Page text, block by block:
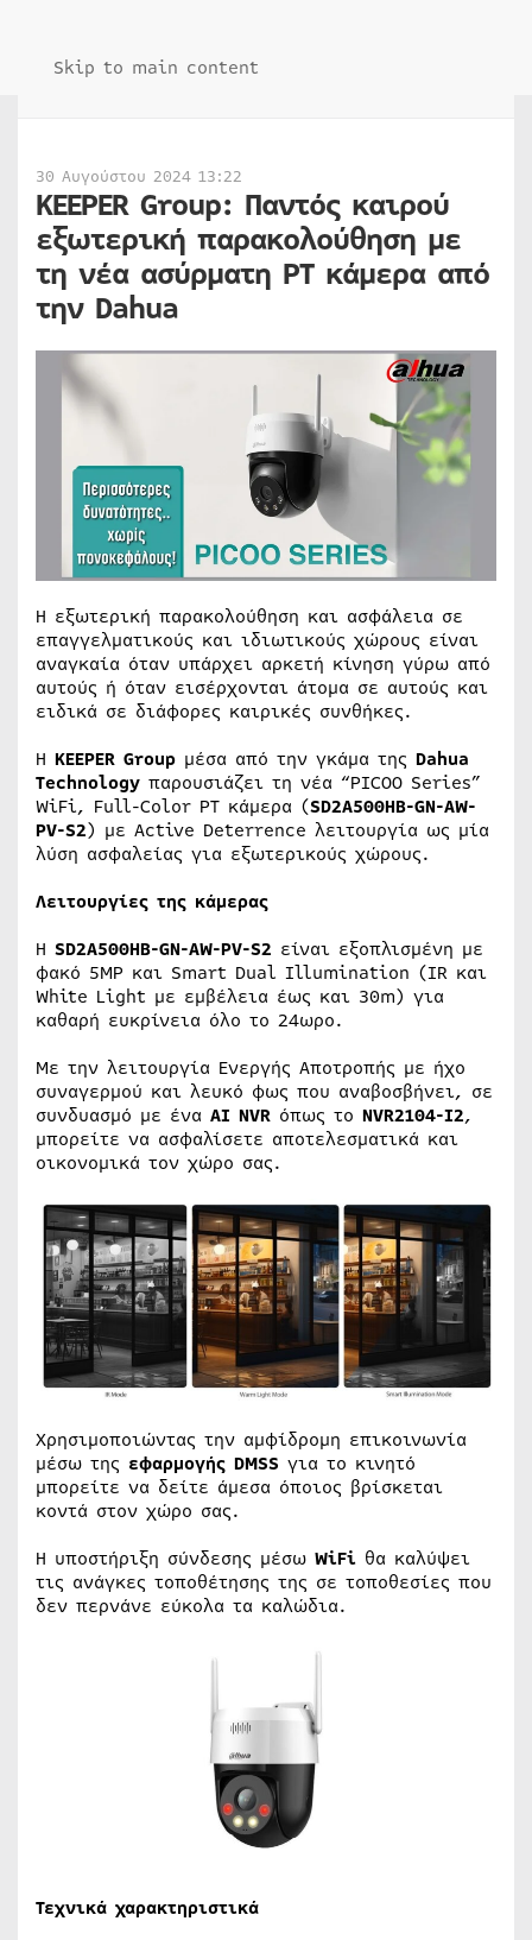
Skip to main content
30 Αυγούστου 2024 13:22
KEEPER Group: Παντός καιρού
εξωτερική παρακολούθηση με
τη νέα ασύρματη PT κάμερα από
την Dahua
Η εξωτερική παρακολούθηση και ασφάλεια σε
επαγγελματικούς και ιδιωτικούς χώρους είναι
αναγκαία όταν υπάρχει αρκετή κίνηση γύρω από
αυτούς ή όταν εισέρχονται άτομα σε αυτούς και
ειδικά σε διάφορες καιρικές συνθήκες.
Η KEEPER Group μέσα από την γκάμα της Dahua
Technology παρουσιάζει τη νέα “PICOO Series”
WiFi, Full-Color PT κάμερα (SD2A500HB-GN-AW-
PV-S2) με Active Deterrence λειτουργία ως μία
λύση ασφαλείας για εξωτερικούς χώρους.
Λειτουργίες της κάμερας
Η SD2A500HB-GN-AW-PV-S2 είναι εξοπλισμένη με
φακό 5MP και Smart Dual Illumination (IR και
White Light με εμβέλεια έως και 30m) για
καθαρή ευκρίνεια όλο το 24ωρο.
Με την λειτουργία Ενεργής Αποτροπής με ήχο
συναγερμού και λευκό φως που αναβοσβήνει, σε
συνδυασμό με ένα AI NVR όπως το NVR2104-I2,
μπορείτε να ασφαλίσετε αποτελεσματικά και
οικονομικά τον χώρο σας.
Χρησιμοποιώντας την αμφίδρομη επικοινωνία
μέσω της εφαρμογής DMSS για το κινητό
μπορείτε να δείτε άμεσα όποιος βρίσκεται
κοντά στον χώρο σας.
Η υποστήριξη σύνδεσης μέσω WiFi θα καλύψει
τις ανάγκες τοποθέτησης της σε τοποθεσίες που
δεν περνάνε εύκολα τα καλώδια.
Τεχνικά χαρακτηριστικά